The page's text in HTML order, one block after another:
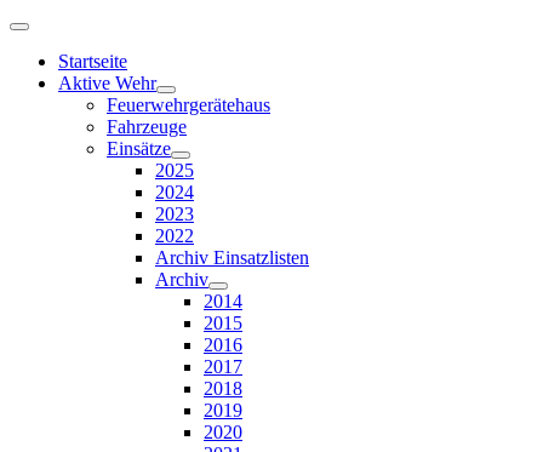
Startseite
Aktive Wehr
Feuerwehrgerätehaus
Fahrzeuge
Einsätze
2025
2024
2023
2022
Archiv Einsatzlisten
Archiv
2014
2015
2016
2017
2018
2019
2020